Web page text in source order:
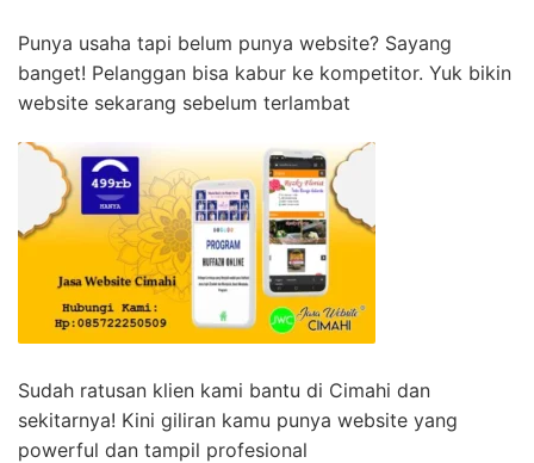
Punya usaha tapi belum punya website? Sayang
banget! Pelanggan bisa kabur ke kompetitor. Yuk bikin
website sekarang sebelum terlambat
Sudah ratusan klien kami bantu di Cimahi dan
sekitarnya! Kini giliran kamu punya website yang
powerful dan tampil profesional